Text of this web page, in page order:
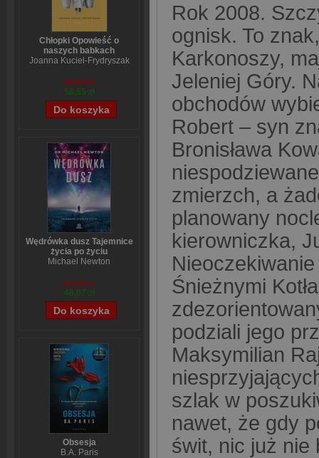
Chłopki Opowieść o
naszych babkach
Joanna Kuciel-Frydryszak
70,44 zł
56,55 zł
Wędrówka dusz Tajemnice
życia po życiu
Michael Newton
59,84 zł
48,07 zł
Obsesja
B.A. Paris
Rok 2008.
ognisk. To
Karkonoszy,
Jeleniej Góry.
obchodów
Robert – syn
Bronisława
zmierzch, a
planowany
kierowniczka,
Śnieżnymi
podziali jego
Maksymilian
szlak w
nawet, że gdy
świt, nic już nie